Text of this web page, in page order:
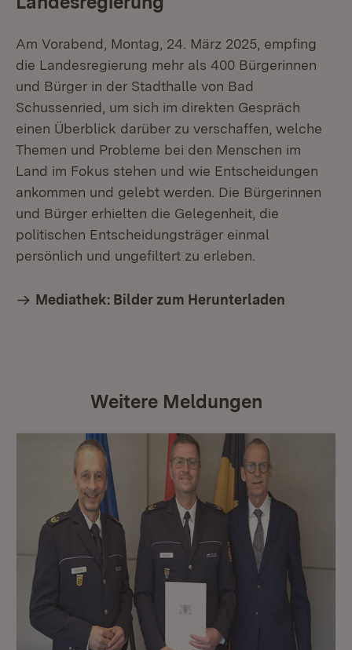
Am Vorabend, Montag, 24. März 2025, empfing
die Landesregierung mehr als 400 Bürgerinnen
und Bürger in der Stadthalle von Bad
Schussenried, um sich im direkten Gespräch
einen Überblick darüber zu verschaffen, welche
Themen und Probleme bei den Menschen im
Land im Fokus stehen und wie Entscheidungen
ankommen und gelebt werden. Die Bürgerinnen
und Bürger erhielten die Gelegenheit, die
politischen Entscheidungsträger einmal
persönlich und ungefiltert zu erleben.
Mediathek: Bilder zum Herunterladen
Weitere Meldungen